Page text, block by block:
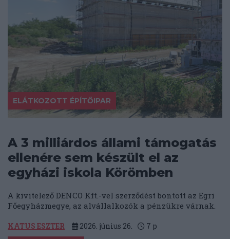
ELÁTKOZOTT ÉPÍTŐIPAR
A 3 milliárdos állami támogatás
ellenére sem készült el az
egyházi iskola Körömben
A kivitelező DENCO Kft.-vel szerződést bontott az Egri
Főegyházmegye, az alvállalkozók a pénzükre várnak.
KATUS ESZTER 2026. június 26. 7 p